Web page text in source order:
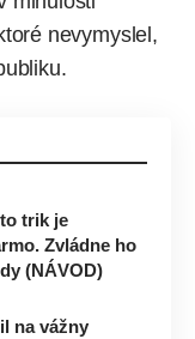
nevymyslel,
trik je
Zvládne ho
(NÁVOD)
na vážny